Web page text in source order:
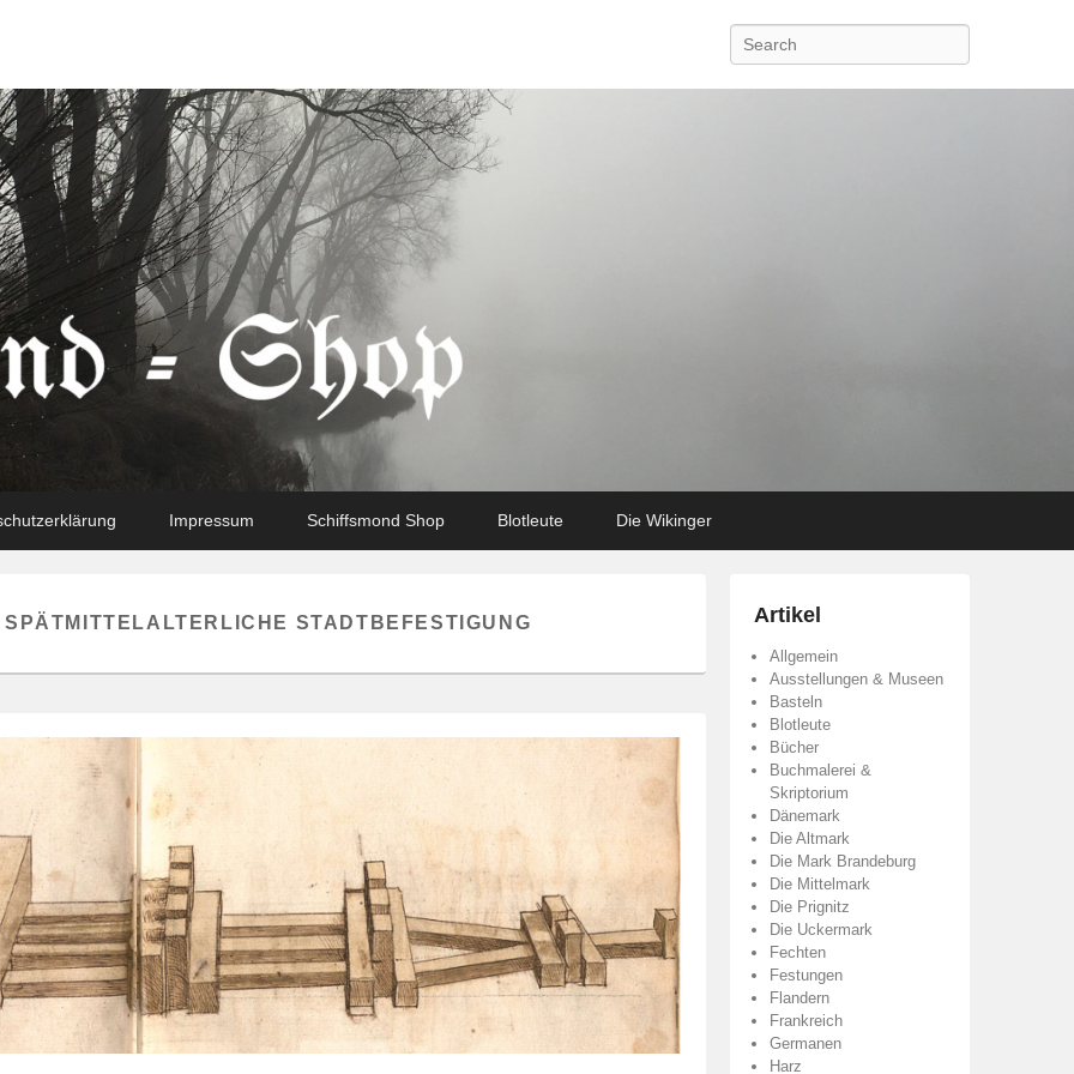
Search
Impressum Schiffsmond Shop Blotleute Die Wikinger
STADTBEFESTIGUNG Artikel
Allgemein
Ausstellungen & Museen
Basteln
Blotleute
Bücher
Buchmalerei &
Skriptorium
Dänemark
Die Altmark
Die Mark Brandeburg
Die Mittelmark
Die Prignitz
Die Uckermark
Fechten
Festungen
Flandern
Frankreich
Germanen
Harz